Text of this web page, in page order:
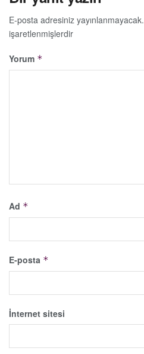
E-posta adresiniz yayınlanmayacak.
işaretlenmişlerdir
Yorum *
Ad *
E-posta *
İnternet sitesi